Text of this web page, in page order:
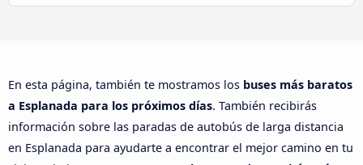
En esta página, también te mostramos los buses más baratos
a Esplanada para los próximos días. También recibirás
información sobre las paradas de autobús de larga distancia
en Esplanada para ayudarte a encontrar el mejor camino en tu